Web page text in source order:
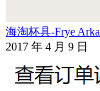
海淘杯具-Frye
2017 年 4 月 9 日